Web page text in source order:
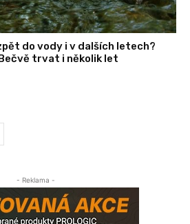
do vody i v dalších letech?
trvat i několik let
- Reklama -